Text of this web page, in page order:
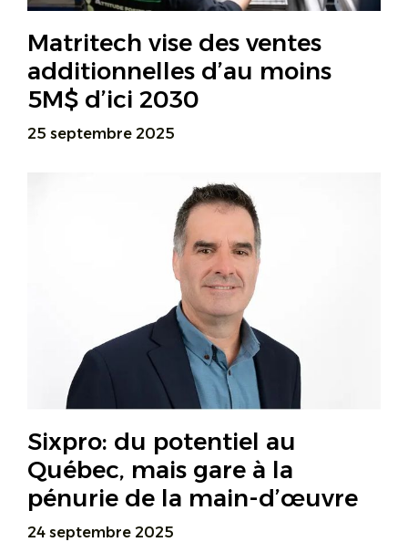
Matritech vise des ventes
additionnelles d’au moins
5M$ d’ici 2030
25 septembre 2025
Sixpro: du potentiel au
Québec, mais gare à la
pénurie de la main-d’œuvre
24 septembre 2025